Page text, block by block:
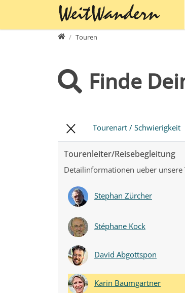
Direkt zur Hauptnavigation springen
Direkt zum Inhalt springen
www.weitwandern.ch
Touren
Finde
Tourenart / Schwierigkeit
Tourenleiter/Reisebegleitung
Detailinformationen ueber
Stephan Zürcher
Stéphane Kock
David Abgottspon
Karin Baumgartner